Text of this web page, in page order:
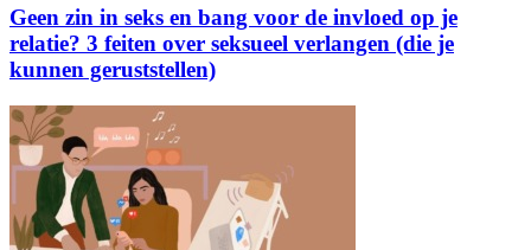
Geen zin in seks en bang voor de invloed op je
relatie? 3 feiten over seksueel verlangen (die je
kunnen geruststellen)